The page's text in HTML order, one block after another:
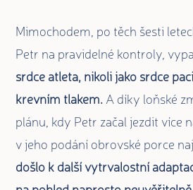
Mimochodem, po těch šesti
Petr na pravidelné kontroly,
srdce atleta, nikoli jako srdce
krevním tlakem. A díky loňské
plánu, kdy Petr začal jezdit více
v jeho podání obrovské porce
došlo k další vytrvalostní